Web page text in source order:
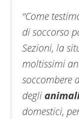
“Come
di soccorso
Sezioni, la
moltissimi
soccombere
degli
domestici,